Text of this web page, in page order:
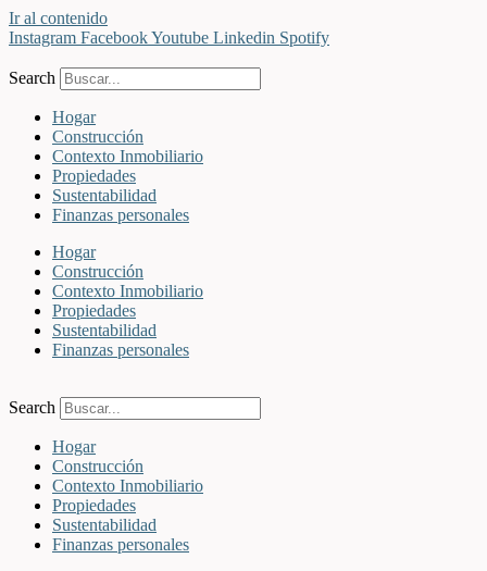
Ir al contenido
Instagram FacebookYoutube Linkedin Spotify
Search
Hogar
Construcción
Contexto Inmobiliario
Propiedades
Sustentabilidad
Finanzas personales
Hogar
Construcción
Contexto Inmobiliario
Propiedades
Sustentabilidad
Finanzas personales
Search
Hogar
Construcción
Contexto Inmobiliario
Propiedades
Sustentabilidad
Finanzas personales